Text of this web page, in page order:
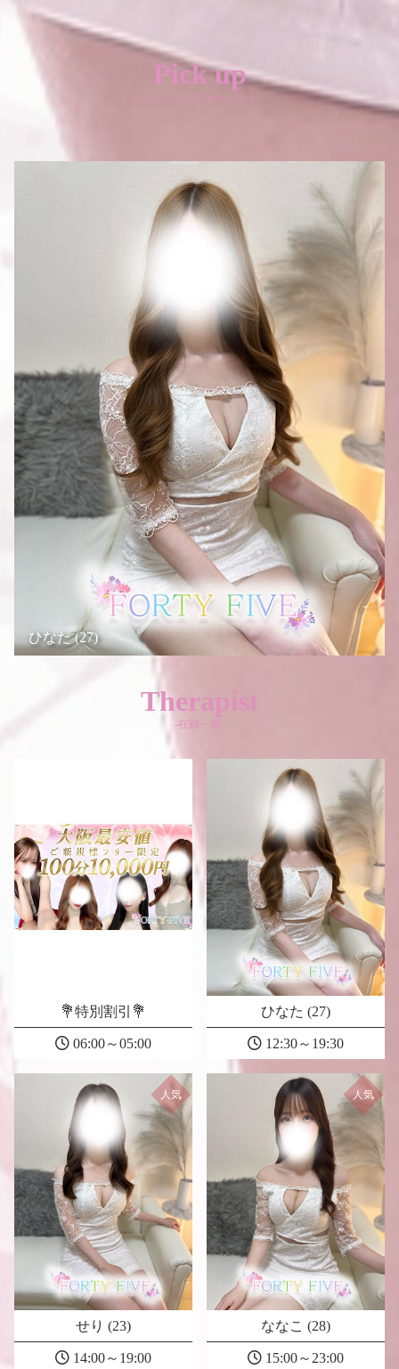
Pick up
ピックアップセラピスト
ひなた (27)
Therapist
-在籍一覧-
💐特別割引💐
06:00～05:00
ひなた (27)
12:30～19:30
人気
せり (23)
14:00～19:00
人気
ななこ (28)
15:00～23:00